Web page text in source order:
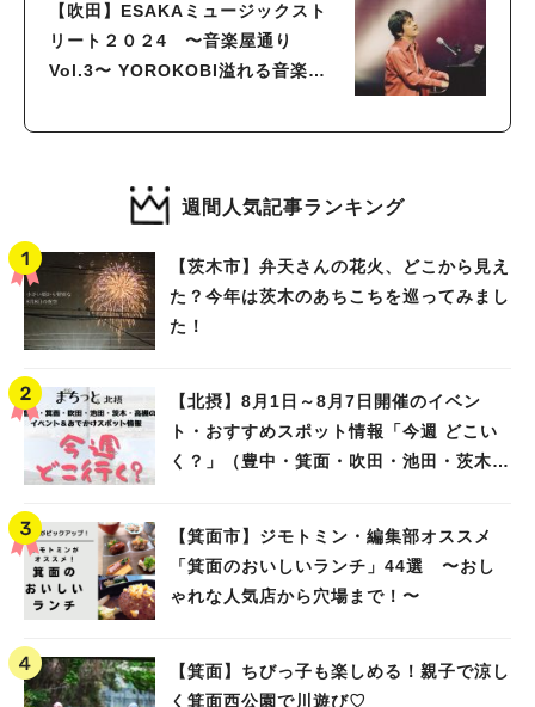
【吹田】ESAKAミュージックスト
リート２０２4 〜音楽屋通り
Vol.3〜 YOROKOBI溢れる音楽広
17:00 江坂公園
週間人気記事ランキング
【茨木市】弁天さんの花火、どこから見え
た？今年は茨木のあちこちを巡ってみまし
た！
【北摂】8月1日～8月7日開催のイベン
ト・おすすめスポット情報「今週 どこい
く？」（豊中・箕面・吹田・池田・茨木・
【箕面市】ジモトミン・編集部オススメ
「箕面のおいしいランチ」44選 〜おし
ゃれな人気店から穴場まで！〜
【箕面】ちびっ子も楽しめる！親子で涼し
く箕面西公園で川遊び♡